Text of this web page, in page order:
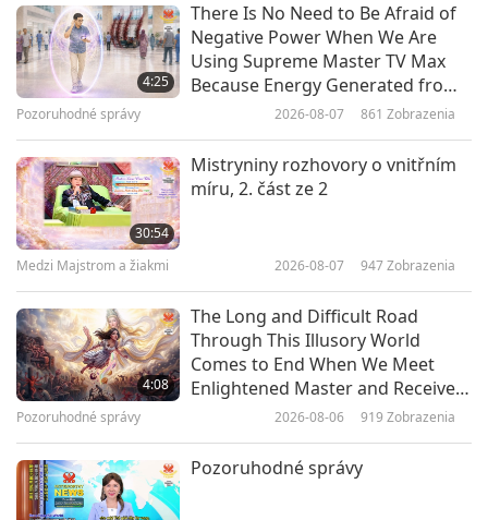
15:47
The Endearing Lemurs of
Madagascar
15:26
The Coolest Animal Dads, Part 1
14:17
Explore the Extraordinary World
of the Animals with Yolaine de la
Bigne (vegetarian), Part 1 of 2
4:25
There Is No Need to Be Afraid of
Negative Power When We Are
Using Supreme Master TV Max
Because Energy Generated from
It Is Far More Powerful than Any
Pozoruhodné správy 2026-08-07 861 Zobrazenia
30:54
Mistryniny rozhovory o vnitřním
míru, 2. část ze 2
Medzi Majstrom a žiakmi 2026-08-07 947Zobrazenia
4:08
The Long and Difficult Road
Through This Illusory World
Comes to End When We Meet
Enlightened Master and Receive
Pozoruhodné správy 2026-08-06 919 Zobrazenia
Pozoruhodné správy